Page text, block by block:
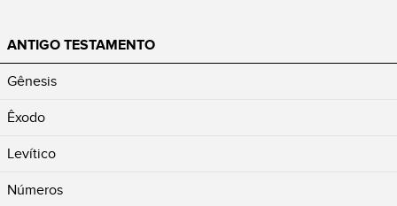
ANTIGO TESTAMENTO
Gênesis
Êxodo
Levítico
Números